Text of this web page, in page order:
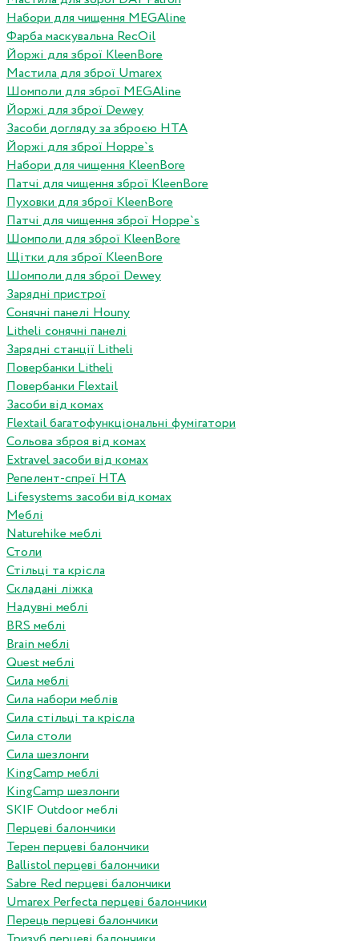
Набори для чищення MEGAline
Фарба маскувальна RecOil
Йоржі для зброї KleenBore
Мастила для зброї Umarex
Шомполи для зброї MEGAline
Йоржі для зброї Dewey
Засоби догляду за зброєю HTA
Йоржі для зброї Hoppe`s
Набори для чищення KleenBore
Патчі для чищення зброї KleenBore
Пуховки для зброї KleenBore
Патчі для чищення зброї Hoppe`s
Шомполи для зброї KleenBore
Щітки для зброї KleenBore
Шомполи для зброї Dewey
Зарядні пристрої
Сонячні панелі Houny
Litheli сонячні панелі
Зарядні станції Litheli
Повербанки Litheli
Повербанки Flextail
Засоби від комах
Flextail багатофункціональні фумігатори
Сольова зброя від комах
Extravel засоби від комах
Репелент-спреї HTA
Lifesystems засоби від комах
Меблі
Naturehike меблі
Столи
Стільці та крісла
Складані ліжка
Надувні меблі
BRS меблі
Brain меблі
Quest меблі
Сила меблі
Сила набори меблів
Сила стільці та крісла
Сила столи
Сила шезлонги
KingCamp меблі
KingCamp шезлонги
SKIF Outdoor меблі
Перцеві балончики
Терен перцеві балончики
Ballistol перцеві балончики
Sabre Red перцеві балончики
Umarex Perfecta перцеві балончики
Перець перцеві балончики